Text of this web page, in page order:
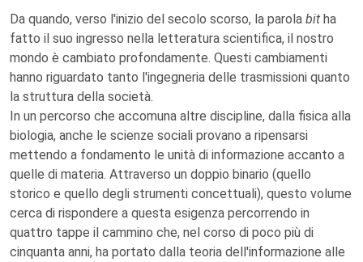
Da quando, verso l'inizio del secolo scorso, la parola bit ha
fatto il suo ingresso nella letteratura scientifica, il nostro
mondo è cambiato profondamente. Questi cambiamenti
hanno riguardato tanto l'ingegneria delle trasmissioni quanto
la struttura della società.
In un percorso che accomuna altre discipline, dalla fisica alla
biologia, anche le scienze sociali provano a ripensarsi
mettendo a fondamento le unità di informazione accanto a
quelle di materia. Attraverso un doppio binario (quello
storico e quello degli strumenti concettuali), questo volume
cerca di rispondere a questa esigenza percorrendo in
quattro tappe il cammino che, nel corso di poco più di
cinquanta anni, ha portato dalla teoria dell'informazione alle